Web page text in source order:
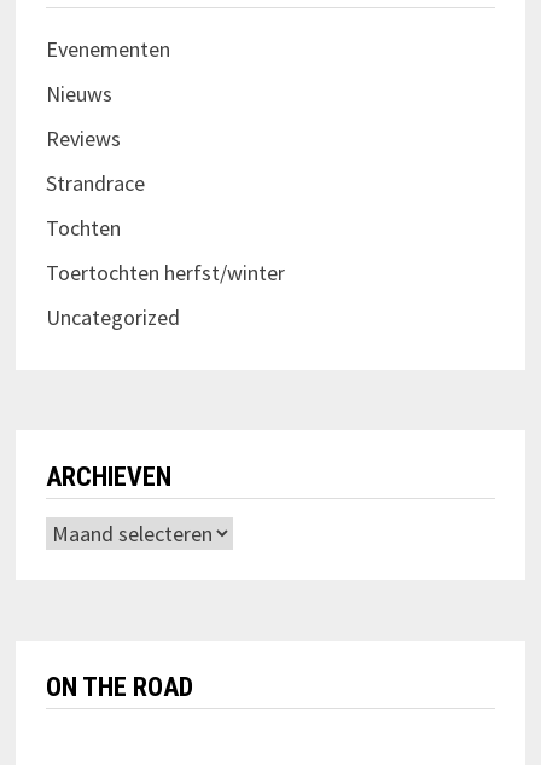
Evenementen
Nieuws
Reviews
Strandrace
Tochten
Toertochten herfst/winter
Uncategorized
ARCHIEVEN
Archieven
ON THE ROAD